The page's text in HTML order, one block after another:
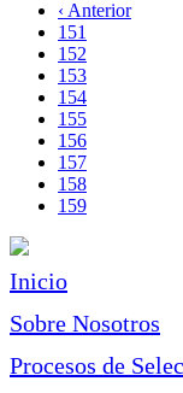
Paginación
página
Página
anterior
‹ Anterior
Page
151
Page
152
Page
153
Page
154
Page
155
Page
156
Page
157
Page
158
Página
159
Inicio
Sobre Nosotros
Procesos de